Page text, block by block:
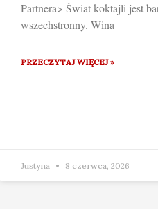
Partnera> Świat koktajli jest
wszechstronny. Wina
PRZECZYTAJ WIĘCEJ »
Justyna 8 czerwca, 2026